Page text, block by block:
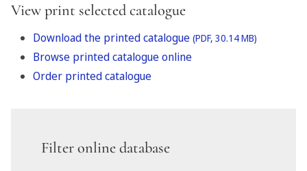
View print selected catalogue
Download the printed catalogue (PDF, 30.14 MB)
Browse printed catalogue online
Order printed catalogue
Filter online database